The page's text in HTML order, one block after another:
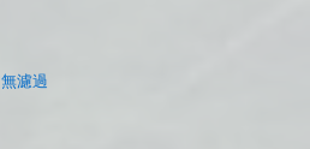
無濾過